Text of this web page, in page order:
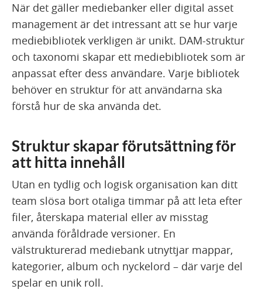
När det gäller mediebanker eller digital asset
management är det intressant att se hur varje
mediebibliotek verkligen är unikt. DAM-struktur
och taxonomi skapar ett mediebibliotek som är
anpassat efter dess användare. Varje bibliotek
behöver en struktur för att användarna ska
förstå hur de ska använda det.
Struktur skapar förutsättning för
att hitta innehåll
Utan en tydlig och logisk organisation kan ditt
team slösa bort otaliga timmar på att leta efter
filer, återskapa material eller av misstag
använda föråldrade versioner. En
välstrukturerad mediebank utnyttjar mappar,
kategorier, album och nyckelord – där varje del
spelar en unik roll.